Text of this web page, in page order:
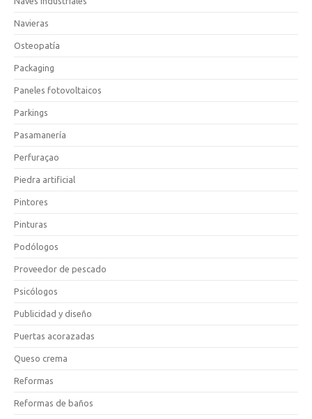
Navieras
Osteopatía
Packaging
Paneles fotovoltaicos
Parkings
Pasamanería
Perfuraçao
Piedra artificial
Pintores
Pinturas
Podólogos
Proveedor de pescado
Psicólogos
Publicidad y diseño
Puertas acorazadas
Queso crema
Reformas
Reformas de baños